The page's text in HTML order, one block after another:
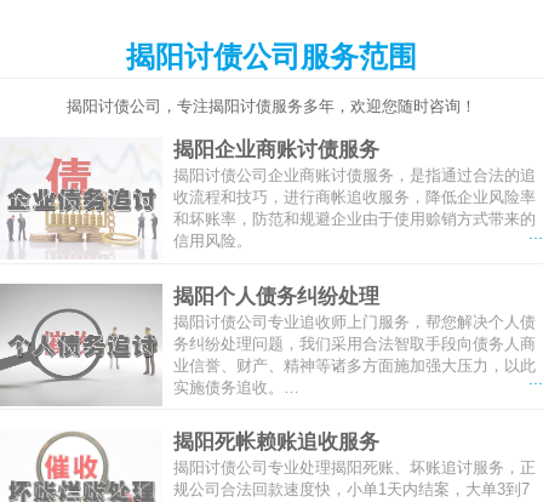
揭阳讨债公司服务范围
揭阳讨债公司，专注揭阳讨债服务多年，欢迎您随时咨询！
揭阳企业商账讨债服务
揭阳讨债公司企业商账讨债服务，是指通过合法的追
收流程和技巧，进行商帐追收服务，降低企业风险率
和坏账率，防范和规避企业由于使用赊销方式带来的
信用风险。
...
揭阳个人债务纠纷处理
揭阳讨债公司专业追收师上门服务，帮您解决个人债
务纠纷处理问题，我们采用合法智取手段向债务人商
业信誉、财产、精神等诸多方面施加强大压力，以此
实施债务追收。…
...
揭阳死帐赖账追收服务
揭阳讨债公司专业处理揭阳死账、坏账追讨服务，正
规公司合法回款速度快，小单1天内结案，大单3到7